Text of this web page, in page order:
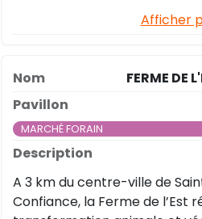
Afficher
FERME DE
MARCHÉ FORAIN
A 3 km du centre-ville de
Confiance, la Ferme de l’Est